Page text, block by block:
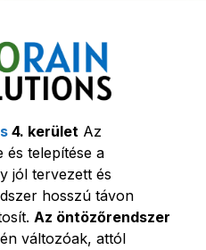
4. kerület Az
és telepítése a
jól tervezett és
hosszú távon
Az öntözőrendszer
változóak, attól